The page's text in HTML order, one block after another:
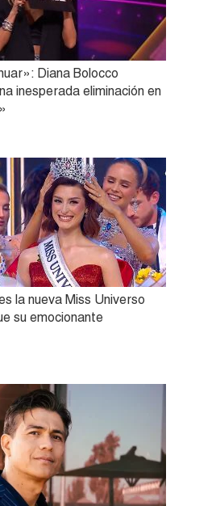
Diana Bolocco
inesperada eliminación en
la nueva Miss Universo
su emocionante